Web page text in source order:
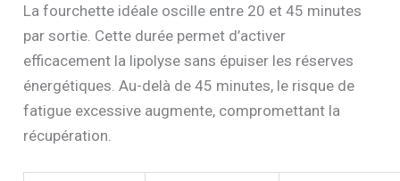
La fourchette idéale oscille entre 20 et 45 minutes
par sortie. Cette durée permet d’activer
efficacement la lipolyse sans épuiser les réserves
énergétiques. Au-delà de 45 minutes, le risque de
fatigue excessive augmente, compromettant la
récupération.